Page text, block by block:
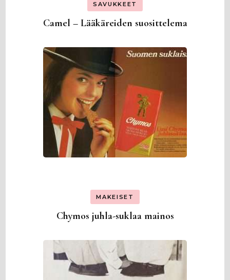
SAVUKKEET
Camel – Lääkäreiden suosittelema
MAKEISET
Chymos juhla-suklaa mainos